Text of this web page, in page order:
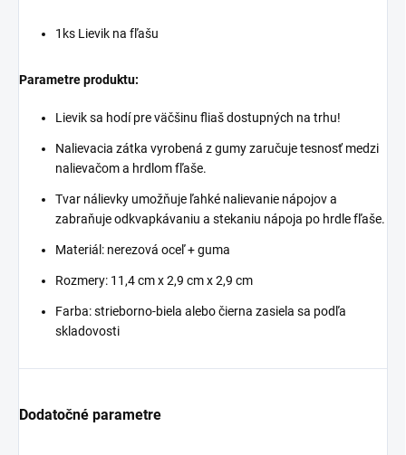
1ks Lievik na fľašu
Parametre produktu:
Lievik sa hodí pre väčšinu fliaš dostupných na trhu!
Nalievacia zátka vyrobená z gumy zaručuje tesnosť medzi
nalievačom a hrdlom fľaše.
Tvar nálievky umožňuje ľahké nalievanie nápojov a
zabraňuje odkvapkávaniu a stekaniu nápoja po hrdle fľaše.
Materiál: nerezová oceľ + guma
Rozmery: 11,4 cm x 2,9 cm x 2,9 cm
Farba: strieborno-biela alebo čierna zasiela sa podľa
skladovosti
Dodatočné parametre